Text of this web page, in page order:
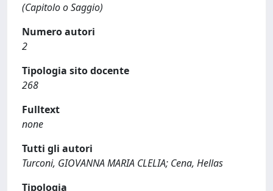
(Capitolo o Saggio)
Numero autori
2
Tipologia sito docente
268
Fulltext
none
Tutti gli autori
Turconi, GIOVANNA MARIA CLELIA; Cena, Hellas
Tipologia